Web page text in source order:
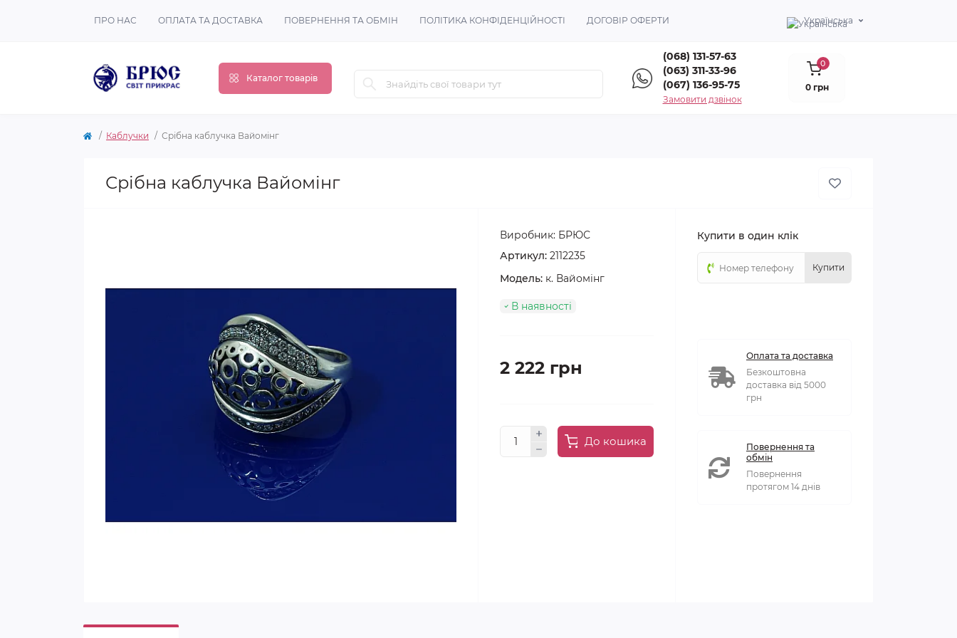
ПРО НАС ОПЛАТА ТА ДОСТАВКА ПОВЕРНЕННЯ ТА ОБМІН ПОЛІТИКА КОНФІДЕНЦІЙНОСТІ ДОГОВІР ОФЕРТИ Українська
Каталог товарів
(068) 131-57-63
(063) 311-33-96
(067) 136-95-75
Замовити дзвінок
0
0 грн
Каблучки Срібна каблучка Вайомінг
Срібна каблучка Вайомінг
Виробник: БРЮС
Артикул: 2112235
Модель: к. Вайомінг
В наявності
2 222 грн
До кошика
Купити в один клік
Купити
Оплата та доставка
Безкоштовна
доставка від 5000
грн
Повернення та
обмін
Повернення
протягом 14 днів